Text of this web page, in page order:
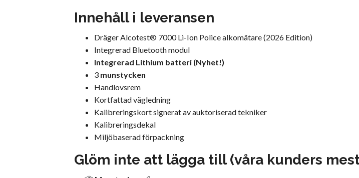
Innehåll i leveransen
Dräger Alcotest® 7000 Li-Ion Police alkomätare (2026 Edition)
Integrerad Bluetooth modul
Integrerad Lithium batteri (Nyhet!)
3 munstycken
Handlovsrem
Kortfattad vägledning
Kalibreringskort signerat av auktoriserad tekniker
Kalibreringsdekal
Miljöbaserad förpackning
Glöm inte att lägga till (våra kunders